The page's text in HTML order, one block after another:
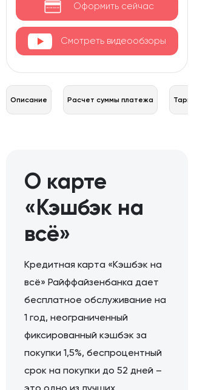
Оформить сейчас
Смотреть видеообзоры
Описание Расчет суммы платежа
О карте
«Кэшбэк на
всё»
Кредитная карта «Кэшбэк на
всё» Райффайзенбанка дает
бесплатное обслуживание на
1 год, неограниченный
фиксированный кэшбэк за
покупки 1,5%, беспроцентный
срок на покупки до 52 дней –